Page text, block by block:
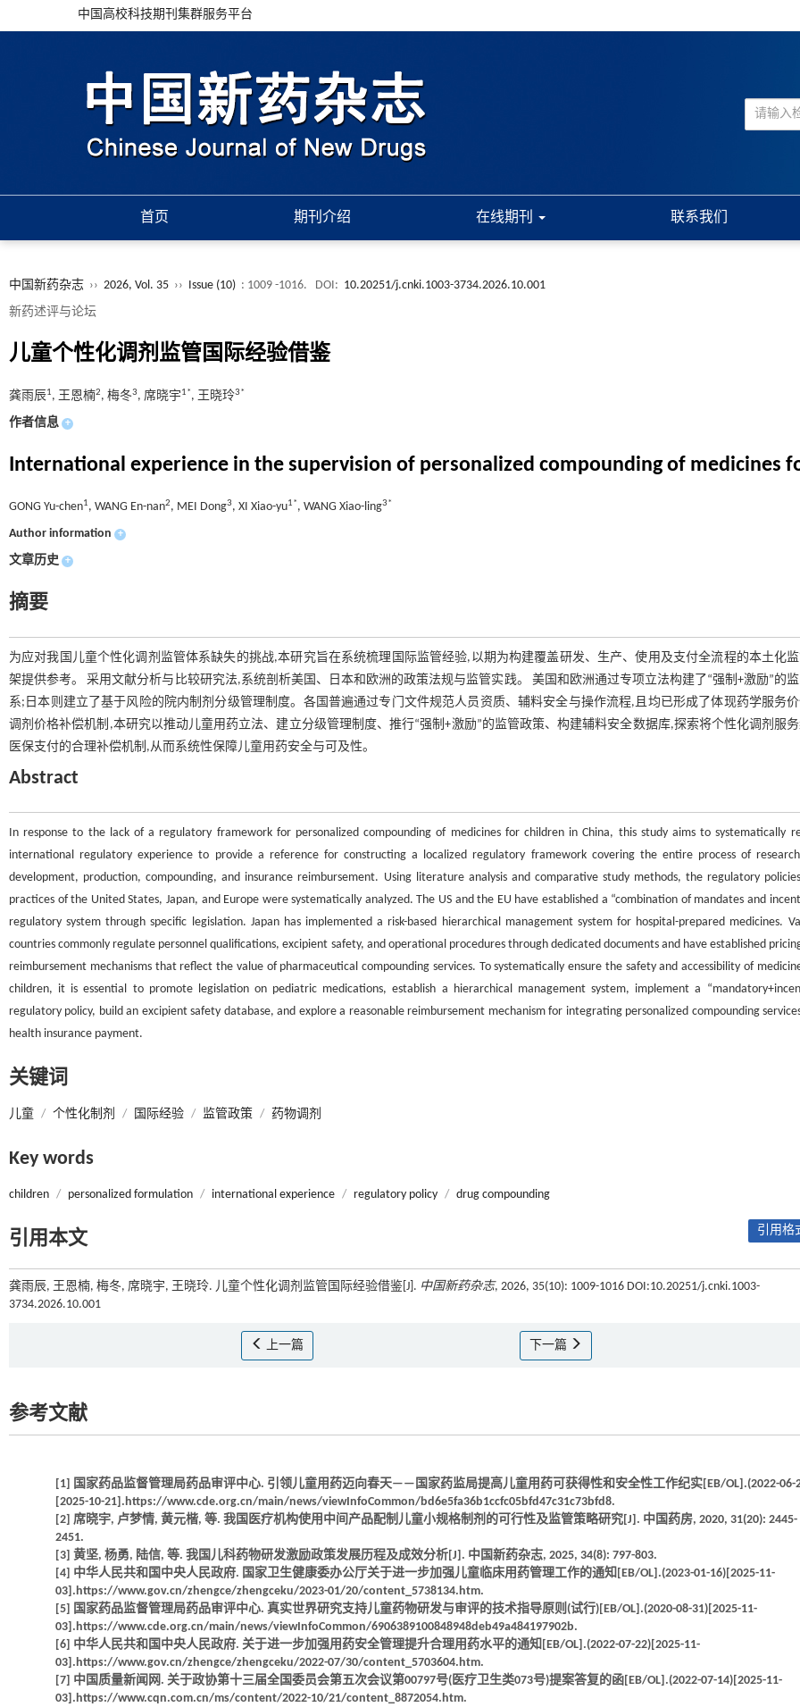
中国高校科技期刊集群服务平台
首页 期刊介绍 在线期刊 联系我们
中国新药杂志 ›› 2026, Vol. 35 ›› Issue (10) : 1009 -1016. DOI: 10.20251/j.cnki.1003-3734.2026.10.001
新药述评与论坛
儿童个性化调剂监管国际经验借鉴
龚雨辰1, 王恩楠2, 梅冬3, 席晓宇1*, 王晓玲3*
作者信息 +
International experience in the supervision of personalized compounding of medicines
GONG Yu-chen1, WANG En-nan2, MEI Dong3, XI Xiao-yu1*, WANG Xiao-ling3*
Author information +
文章历史 +
摘要
为应对我国儿童个性化调剂监管体系缺失的挑战,本研究旨在系统梳理国际监管经验,以期为构建覆盖研发、生产、使用及支付全流程的本土化
架提供参考。 采用文献分析与比较研究法,系统剖析美国、日本和欧洲的政策法规与监管实践。 美国和欧洲通过专项立法构建了“强制+激励”的
系;日本则建立了基于风险的院内制剂分级管理制度。各国普遍通过专门文件规范人员资质、辅料安全与操作流程,且均已形成了体现药学服务
调剂价格补偿机制,本研究以推动儿童用药立法、建立分级管理制度、推行“强制+激励”的监管政策、构建辅料安全数据库,探索将个性化调剂服
医保支付的合理补偿机制,从而系统性保障儿童用药安全与可及性。
Abstract
In response to the lack of a regulatory framework for personalized compounding of medicines for children in China, this study aims to systematically
international regulatory experience to provide a reference for constructing a localized regulatory framework covering the entire process of
development, production, compounding, and insurance reimbursement. Using literature analysis and comparative study methods, the regulatory
practices of the United States, Japan, and Europe were systematically analyzed. The US and the EU have established a “combination of mandates and
regulatory system through specific legislation. Japan has implemented a risk-based hierarchical management system for hospital-prepared medicines.
countries commonly regulate personnel qualifications, excipient safety, and operational procedures through dedicated documents and have established
reimbursement mechanisms that reflect the value of pharmaceutical compounding services. To systematically ensure the safety and accessibility of
children, it is essential to promote legislation on pediatric medications, establish a hierarchical management system, implement a
regulatory policy, build an excipient safety database, and explore a reasonable reimbursement mechanism for integrating personalized compounding
health insurance payment.
关键词
儿童 / 个性化制剂 / 国际经验 / 监管政策 / 药物调剂
Key words
children / personalized formulation / international experience / regulatory policy / drug compounding
引用本文 引用格
龚雨辰, 王恩楠, 梅冬, 席晓宇, 王晓玲. 儿童个性化调剂监管国际经验借鉴[J]. 中国新药杂志, 2026, 35(10): 1009-1016 DOI:10.20251/j.cnki.1003-
3734.2026.10.001
上一篇 下一篇
参考文献
[1] 国家药品监督管理局药品审评中心. 引领儿童用药迈向春天——国家药监局提高儿童用药可获得性和安全性工作纪实[EB/OL].(2022-06-
[2025-10-21].https://www.cde.org.cn/main/news/viewInfoCommon/bd6e5fa36b1ccfc05bfd47c31c73bfd8.
[2] 席晓宇, 卢梦情, 黄元楷, 等. 我国医疗机构使用中间产品配制儿童小规格制剂的可行性及监管策略研究[J]. 中国药房, 2020, 31(20): 2445-
2451.
[3] 黄坚, 杨勇, 陆信, 等. 我国儿科药物研发激励政策发展历程及成效分析[J]. 中国新药杂志, 2025, 34(8): 797-803.
[4] 中华人民共和国中央人民政府. 国家卫生健康委办公厅关于进一步加强儿童临床用药管理工作的通知[EB/OL].(2023-01-16)[2025-11-
03].https://www.gov.cn/zhengce/zhengceku/2023-01/20/content_5738134.htm.
[5] 国家药品监督管理局药品审评中心. 真实世界研究支持儿童药物研发与审评的技术指导原则(试行)[EB/OL].(2020-08-31)[2025-11-
03].https://www.cde.org.cn/main/news/viewInfoCommon/6906389100848948deb49a484197902b.
[6] 中华人民共和国中央人民政府. 关于进一步加强用药安全管理提升合理用药水平的通知[EB/OL].(2022-07-22)[2025-11-
03].https://www.gov.cn/zhengce/zhengceku/2022-07/30/content_5703604.htm.
[7] 中国质量新闻网. 关于政协第十三届全国委员会第五次会议第00797号(医疗卫生类073号)提案答复的函[EB/OL].(2022-07-14)[2025-11-
03].https://www.cqn.com.cn/ms/content/2022-10/21/content_8872054.htm.